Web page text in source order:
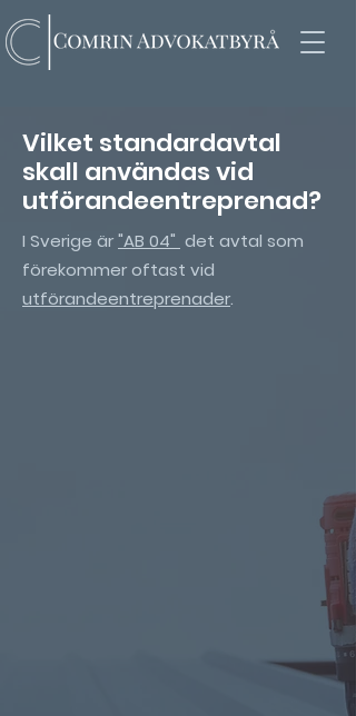
Vilket standardavtal
skall användas vid
utförandeentreprenad?
I Sverige är"AB 04" det avtal som
förekommer oftast vid
utförandeentreprenader.